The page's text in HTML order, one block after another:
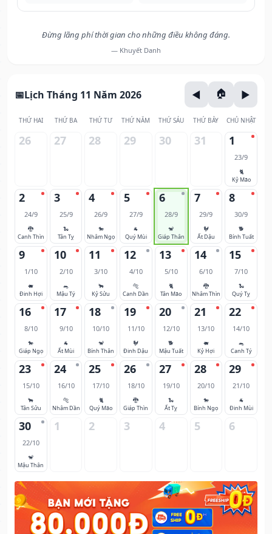
Đừng lãng phí thời gian cho những điều không đáng.
— Khuyết Danh
Lịch Tháng 11 Năm 2026
THỨ HAI THỨ BA THỨ TƯ THỨ NĂM THỨ SÁU THỨ BẢY CHỦ NHẬT
26 27 28 29 30 31 1
23/9
🐈
Kỷ Mão
2
24/9
🐉
Canh Thìn
3
25/9
🐍
Tân Tỵ
4
26/9
🐎
Nhâm Ngọ
5
27/9
🐐
Quý Mùi
6
28/9
🐒
Giáp Thân
7
29/9
🐓
Ất Dậu
8
30/9
🐕
Bính Tuất
9
1/10
🐖
Đinh Hợi
10
2/10
🐀
Mậu Tý
11
3/10
🐂
Kỷ Sửu
12
4/10
🐅
Canh Dần
13
5/10
🐈
Tân Mão
14
6/10
🐉
Nhâm Thìn
15
7/10
🐍
Quý Tỵ
16
8/10
🐎
Giáp Ngọ
17
9/10
🐐
Ất Mùi
18
10/10
🐒
Bính Thân
19
11/10
🐓
Đinh Dậu
20
12/10
🐕
Mậu Tuất
21
13/10
🐖
Kỷ Hợi
22
14/10
🐀
Canh Tý
23
15/10
🐂
Tân Sửu
24
16/10
🐅
Nhâm Dần
25
17/10
🐈
Quý Mão
26
18/10
🐉
Giáp Thìn
27
19/10
🐍
Ất Tỵ
28
20/10
🐎
Bính Ngọ
29
21/10
🐐
Đinh Mùi
30
22/10
🐒
Mậu Thân
1 2 3 4 5 6